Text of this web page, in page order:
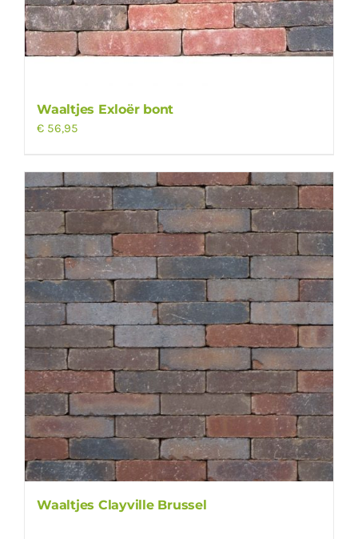
Waaltjes Exloër bont
€ 56,95
Waaltjes Clayville Brussel